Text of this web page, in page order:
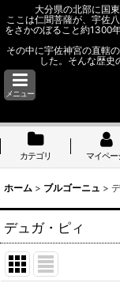
大分県の北部に国
ここは仁聞菩薩が、宇佐
をさかのぼること約1300
その中に宇佐神宮の直轄
した。そんな歴史
メニュー
カテゴリ マイペー
ホーム > ブルゴーニュ >
デュガ・ピィ